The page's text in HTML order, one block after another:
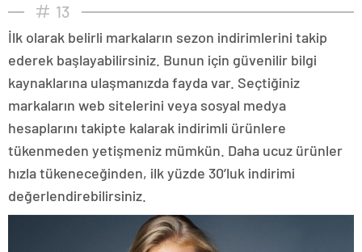
13
İlk olarak belirli markaların sezon indirimlerini takip
ederek başlayabilirsiniz. Bunun için güvenilir bilgi
kaynaklarına ulaşmanızda fayda var. Seçtiğiniz
markaların web sitelerini veya sosyal medya
hesaplarını takipte kalarak indirimli ürünlere
tükenmeden yetişmeniz mümkün. Daha ucuz ürünler
hızla tükeneceğinden, ilk yüzde 30’luk indirimi
değerlendirebilirsiniz.